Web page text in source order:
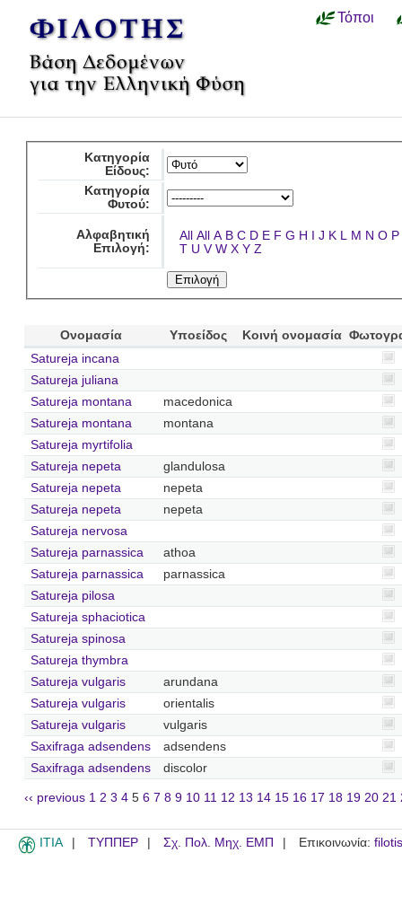
Τόποι
Κατηγορία
Είδους:
Κατηγορία
Φυτού:
Αλφαβητική
Επιλογή:
All All A B C D E F G H I J K L M N O P
T U V W X Y Z
Ονομασία Υποείδος Κοινή ονομασία
Satureja incana
Satureja juliana
Satureja montana
macedonica
Satureja montana
montana
Satureja myrtifolia
Satureja nepeta
glandulosa
Satureja nepeta
nepeta
Satureja nepeta
nepeta
Satureja nervosa
Satureja parnassica
athoa
Satureja parnassica
parnassica
Satureja pilosa
Satureja sphaciotica
Satureja spinosa
Satureja thymbra
Satureja vulgaris
arundana
Satureja vulgaris
orientalis
Satureja vulgaris
vulgaris
Saxifraga adsendens
adsendens
Saxifraga adsendens
discolor
‹‹ previous 1 2 3 4 5 6 7 8 9 10 11 12 13 14 15 16 17 18 19 20 21
ITIA ΤΥΠΠΕΡ Σχ. Πολ. Μηχ. ΕΜΠ Επικοινωνία: